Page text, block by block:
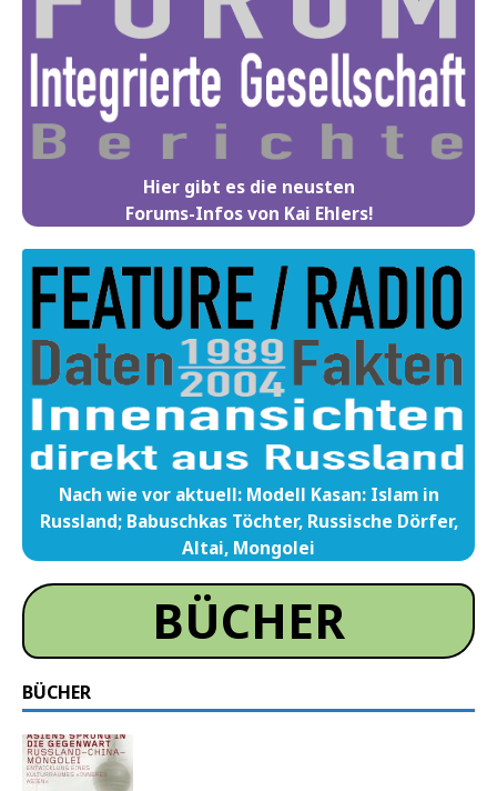
Hier gibt es die neusten
Forums-Infos von Kai Ehlers!
Nach wie vor aktuell: Modell Kasan: Islam in
Russland; Babuschkas Töchter, Russische Dörfer,
Altai, Mongolei
BÜCHER
BÜCHER